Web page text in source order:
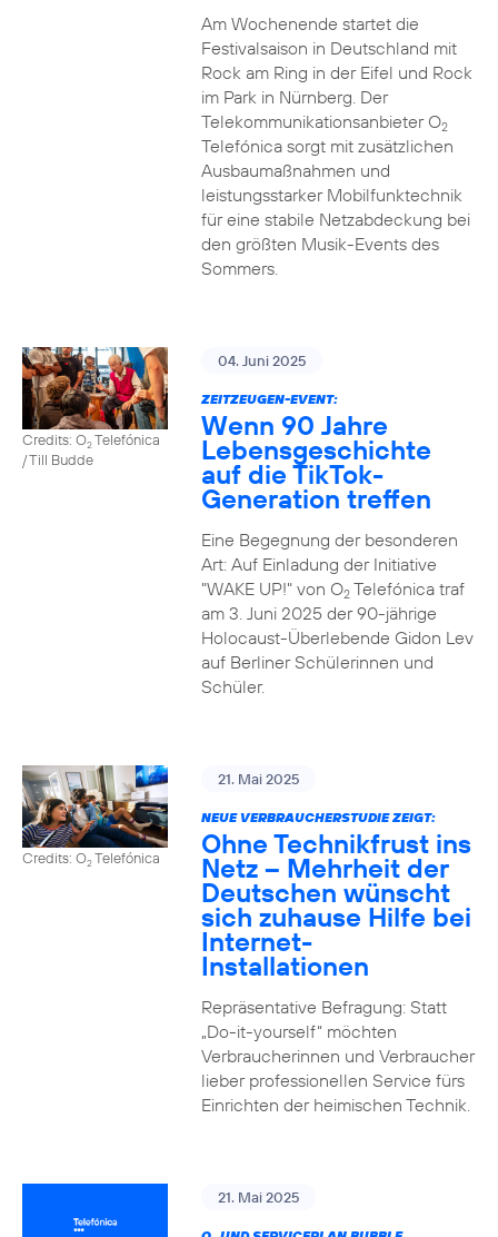
Am Wochenende startet die
Festivalsaison in Deutschland mit
Rock am Ring in der Eifel und Rock
im Park in Nürnberg. Der
Telekommunikationsanbieter O2
Telefónica sorgt mit zusätzlichen
Ausbaumaßnahmen und
leistungsstarker Mobilfunktechnik
für eine stabile Netzabdeckung bei
den größten Musik-Events des
Sommers.
Credits: O2Telefónica
/ Till Budde
04. Juni 2025
ZEITZEUGEN-EVENT:
Wenn 90 Jahre
Lebensgeschichte
auf die TikTok-
Generation treffen
Eine Begegnung der besonderen
Art: Auf Einladung der Initiative
"WAKE UP!" von O2Telefónica traf
am 3. Juni 2025 der 90-jährige
Holocaust-Überlebende Gidon Lev
auf Berliner Schülerinnen und
Schüler.
Credits: O2Telefónica
21. Mai 2025
NEUE VERBRAUCHERSTUDIE ZEIGT:
Ohne Technikfrust ins
Netz – Mehrheit der
Deutschen wünscht
sich zuhause Hilfe bei
Internet-
Installationen
Repräsentative Befragung: Statt
„Do-it-yourself“ möchten
Verbraucherinnen und Verbraucher
lieber professionellen Service fürs
Einrichten der heimischen Technik.
21. Mai 2025